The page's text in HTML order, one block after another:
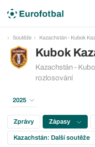
Soutěže Kazachstán - Kubok
Kubok
Kazachstán -
rozlosování
2025
Zprávy Zápasy
Kazachstán: Další soutěže